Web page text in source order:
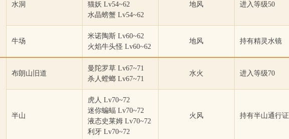
水洞
猫妖 Lv54~62
水晶螃蟹 Lv54~62
地风 进入等级50
牛场
米诺陶斯 Lv60~62
火焰牛头怪 Lv60~62
地风 持有精灵水镜
布朗山旧道
曼陀罗草 Lv67~71
杀人螳螂 Lv67~71
水火 进入等级70
半山
虎人 Lv70~72
迷你蝙蝠 Lv70~72
液态史莱姆 Lv70~72
利牙 Lv70~72
火风 持有半山通行证